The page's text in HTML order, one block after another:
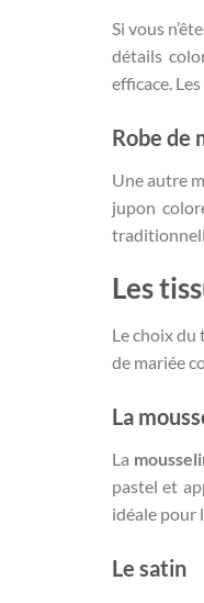
Si vous
détails
efficace.
Robe de
Une autre
jupon
Les
Le choix
de mariée
La
La
pastel et
idéale pour
Le satin